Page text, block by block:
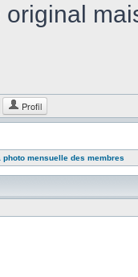
original
Profil
photo mensuelle des membres